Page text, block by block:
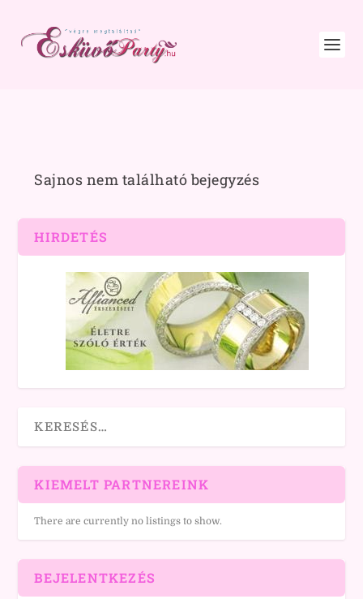
Sajnos nem található bejegyzés
HIRDETÉS
KIEMELT PARTNEREINK
There are currently no listings to show.
BEJELENTKEZÉS